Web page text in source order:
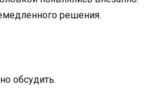
решения.
обсудить.